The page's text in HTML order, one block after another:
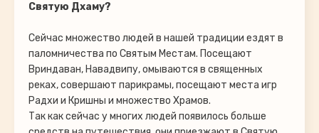
Святую Дхаму?
Сейчас множество людей в нашей традиции ездят в
паломничества по Святым Местам. Посещают
Вриндаван, Навадвипу, омываются в священных
реках, совершают парикрамы, посещают места игр
Радхи и Кришны и множество Храмов.
Так как сейчас у многих людей появилось больше